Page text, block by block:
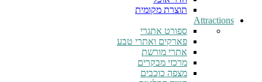
תוצרת מקומית
Attractions
ספורט אתגרי
פארקים ואתרי טבע
אתרי מורשת
מרכזי מבקרים
מצפה כוכבים